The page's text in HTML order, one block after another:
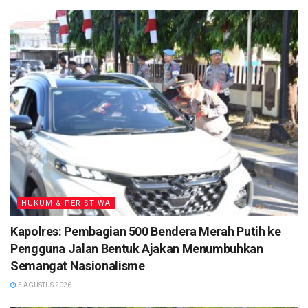
Saat dilakukan penggeledahan disaksikan warga sekitar,
petugas menemukan empat paket diduga sabu dengan
berat bersih total 10,11 gram di dalam kendaraan digunakan
para pelaku.
Selain itu, turut diamankan barang bukti lain berupa plastik
klip, botol, kantong plastik hitam, dua unit handphone serta
satu unit mobil Xenia warna putih dengan nomor polisi DA
1409 CT.
Dari hasil interogasi awal, tersangka N mengaku telah
menitipkan dua paket sabu kepada tersangka lain, yakni DY.
Laut langsung melakukan pengembangan. Pada malam yang
sama sekitar pukul 22.00 WITA, petugas berhasil
mengamankan DY di depan rumahnya di Desa Liang
HUKUM & PERISTIWA
Kapolres: Pembagian 500 Bendera Merah Putih ke
Pengguna Jalan Bentuk Ajakan Menumbuhkan
Semangat Nasionalisme
5 AGUSTUS 2026